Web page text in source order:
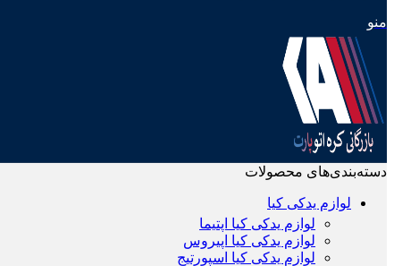
منو
دسته‌بندی‌های محصولات
لوازم یدکی کیا
لوازم یدکی کیا اپتیما
لوازم یدکی کیا اپیروس
لوازم یدکی کیا اسپورتیج